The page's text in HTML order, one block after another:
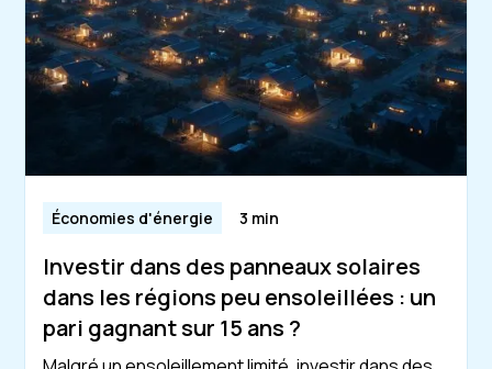
Économies d'énergie 3 min
Investir dans des panneaux solaires
dans les régions peu ensoleillées : un
pari gagnant sur 15 ans ?